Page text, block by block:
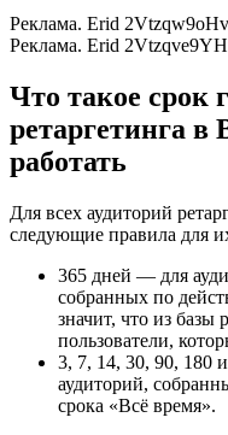
Реклама. Erid
Реклама. Erid
Что такое срок
ретаргетинга в
работать
Для всех аудиторий
следующие правила для
365 дней — для
собранных по
значит, что из базы
пользователи,
3, 7, 14, 30, 90, 180
аудиторий,
срока «Всё время».